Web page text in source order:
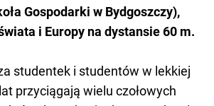
Gospodarki w Bydgoszczy),
i Europy na dystansie 60 m.
studentek i studentów w lekkiej
przyciągają wielu czołowych